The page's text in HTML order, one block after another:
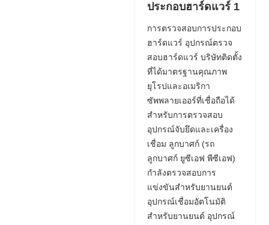
ประกอบฮาร์ดแวร์ 1
การตรวจสอบการประกอบ
ฮาร์ดแวร์ อุปกรณ์ตรวจ
สอบฮาร์ดแวร์ บริษัทติดตั้ง
ที่ได้มาตรฐานคุณภาพ
ยุโรปและอเมริกา
ซัพพลายเออร์ที่เชื่อถือได้
สำหรับการตรวจสอบ
อุปกรณ์จับยึดและเครื่อง
เชื่อม ลูกบาศก์ (รถ
ลูกบาศก์ ยูซีเอฟ พีซีเอฟ)
กำลังตรวจสอบการ
แข่งขันสำหรับยานยนต์
อุปกรณ์เชื่อมอัตโนมัติ
สำหรับยานยนต์ อุปกรณ์